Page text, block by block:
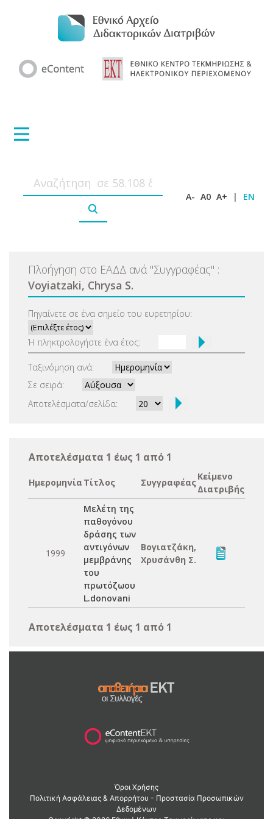
A- A0 A+ | EN
Πλοήγηση στο ΕΑΔΔ ανά "Συγγραφέας" :
Voyiatzaki, Chrysa S.
Πηγαίνετε σε ένα σημείο του ευρετηρίου:
Ή πληκτρολογήστε ένα έτος:
Ταξινόμηση ανά:
Σε σειρά:
Αποτελέσματα/σελίδα:
Αποτελέσματα 1 έως 1 από 1
Ημερομηνία Τίτλος Συγγραφέας
Κείμενο
Διατριβής
1999
Μελέτη της
παθογόνου
δράσης των
αντιγόνων
μεμβράνης
του
πρωτόζωου
L.donovani
Βογιατζάκη,
Χρυσάνθη Σ.
Αποτελέσματα 1 έως 1 από 1